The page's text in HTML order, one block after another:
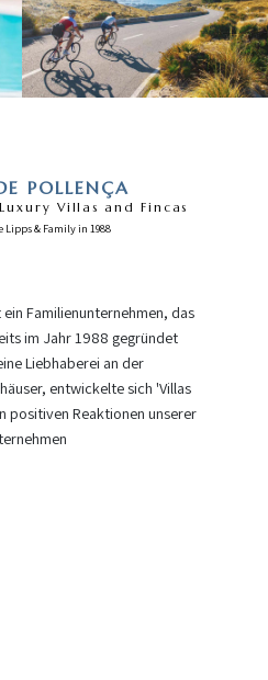
POLLENÇA
Villas and Fincas
& Family in 1988
Familienunternehmen, das
im Jahr 1988 gegründet
Liebhaberei an der
entwickelte sich 'Villas
positiven Reaktionen unserer